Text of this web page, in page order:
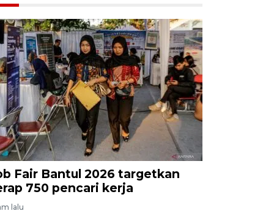
Fair Bantul 2026 targetkan
750 pencari kerja
lalu